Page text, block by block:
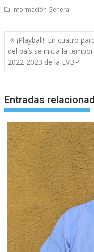
Información General
Navegación
de
entradas
¡Playball!: En cuatro
del país se inicia la
2022-2023 de la LVBP
Entradas